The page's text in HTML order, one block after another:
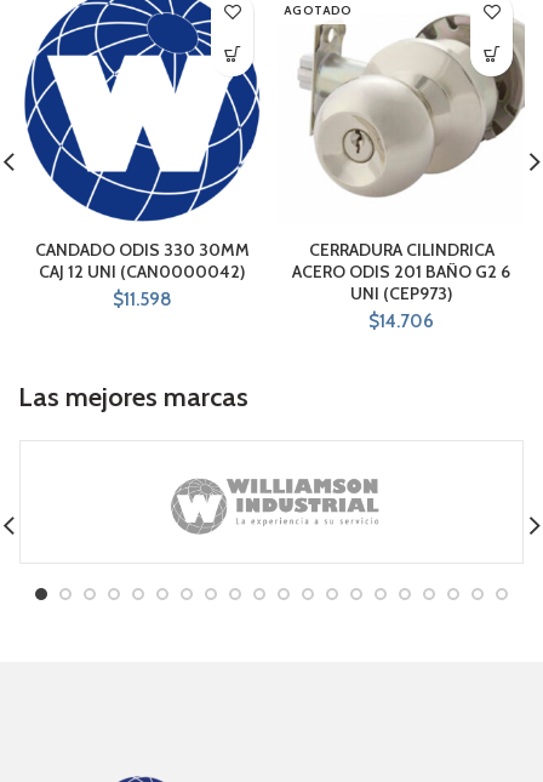
CANDADO ODIS 330 30MM
CAJ 12 UNI (CAN0000042)
$11.598
AGOTADO
CERRADURA CILINDRICA
ACERO ODIS 201 BAÑO G2 6
UNI (CEP973)
$14.706
Las mejores marcas